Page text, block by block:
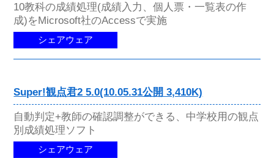
10教科の成績処理(成績入力、個人票・一覧表の作
成)をMicrosoft社のAccessで実施
シェアウェア
Super!観点君2 5.0(10.05.31公開 3,410K)
自動判定+教師の確認調整ができる、中学校用の観点
別成績処理ソフト
シェアウェア